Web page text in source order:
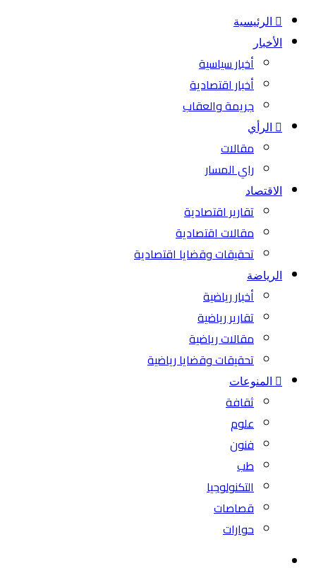
الرئيسية
الأخبار
أخبار سياسية
أخبار اقتصادية
جريمة والعقاب
الرأي
مقالات
راي المسار
الاقتصاد
تقارير اقتصادية
مقالات اقتصادية
تحقيقات وقضايا اقتصادية
الرياضة
أخبار رياضية
تقارير رياضية
مقالات رياضية
تحقيقات وقضايا رياضية
المنوعات
ثقافة
علوم
فنون
طب
التكنولوجيا
قصاصات
حوارات